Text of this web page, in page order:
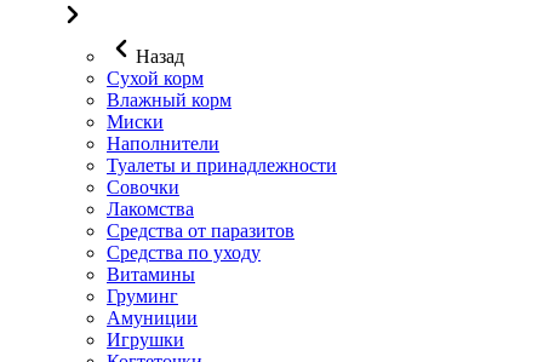
Назад
Сухой корм
Влажный корм
Миски
Наполнители
Туалеты и принадлежности
Совочки
Лакомства
Средства от паразитов
Средства по уходу
Витамины
Груминг
Амуниции
Игрушки